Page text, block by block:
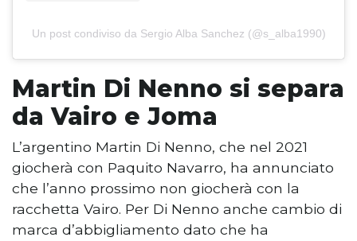
Un post condiviso da Sergio Alba Sanchez (@s_alba1990)
Martin Di Nenno si separa
da Vairo e Joma
L’argentino Martin Di Nenno, che nel 2021
giocherà con Paquito Navarro, ha annunciato
che l’anno prossimo non giocherà con la
racchetta Vairo. Per Di Nenno anche cambio di
marca d’abbigliamento dato che ha